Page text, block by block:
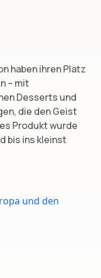
haben ihren Platz
– mit
Desserts und
die den Geist
Produkt wurde
bis ins kleinst